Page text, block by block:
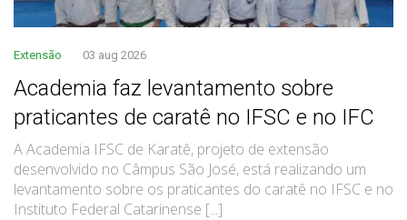
Extensão 03 aug 2026
Academia faz levantamento sobre
praticantes de caratê no IFSC e no IFC
A Academia IFSC de Karatê, projeto de extensão
desenvolvido no Câmpus São José, está realizando um
levantamento sobre os praticantes do caratê no IFSC e no
Instituto Federal Catarinense [...]